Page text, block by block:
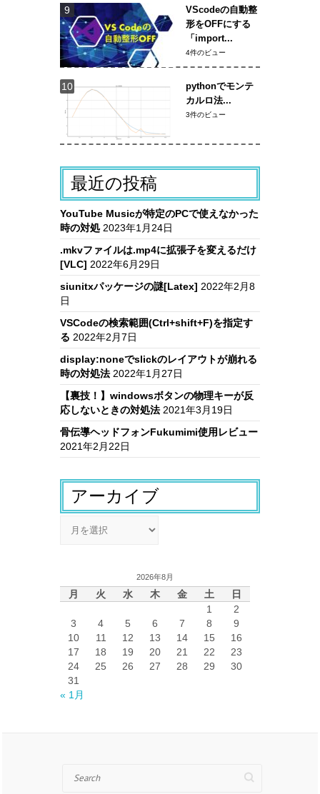
VScodeの自動整
形をOFFにする
「import...
4件のビュー
pythonでモンテ
カルロ法...
3件のビュー
最近の投稿
YouTube Musicが特定のPCで使えなかった
時の対処 2023年1月24日
.mkvファイルは.mp4に拡張子を変えるだけ
[VLC] 2022年6月29日
siunitxパッケージの謎[Latex] 2022年2月8
日
VSCodeの検索範囲(Ctrl+shift+F)を指定す
る 2022年2月7日
display:noneでslickのレイアウトが崩れる
時の対処法 2022年1月27日
【裏技！】windowsボタンの物理キーが反
応しないときの対処法 2021年3月19日
骨伝導ヘッドフォンFukumimi使用レビュー
2021年2月22日
アーカイブ
2026年8月
月 火 水 木 金 土
日
1
2
3
4 5 6 7 8
9
10
11 12 13 14 15
16
17
18 19 20 21 22
23
24
25 26 27 28 29
30
31
« 1月